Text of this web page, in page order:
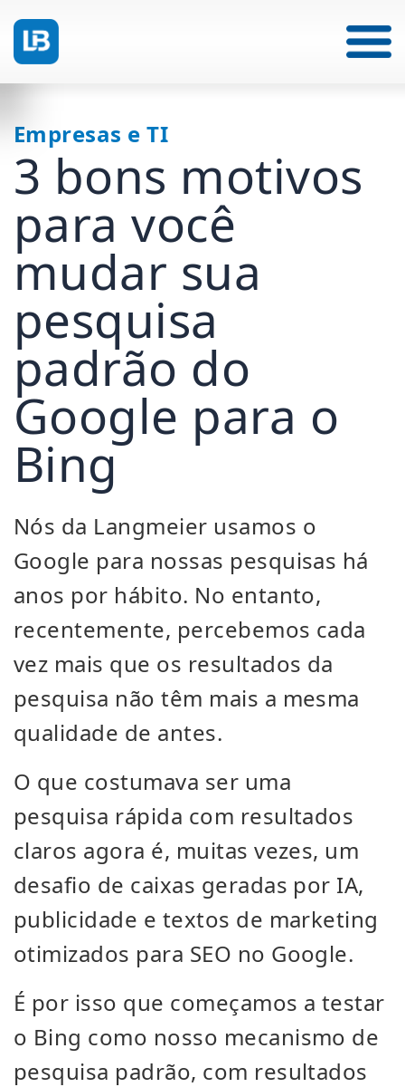
Empresas e TI
3 bons motivos
para você
mudar sua
pesquisa
padrão do
Google para o
Bing
Nós da Langmeier usamos o
Google para nossas pesquisas há
anos por hábito. No entanto,
recentemente, percebemos cada
vez mais que os resultados da
pesquisa não têm mais a mesma
qualidade de antes.
O que costumava ser uma
pesquisa rápida com resultados
claros agora é, muitas vezes, um
desafio de caixas geradas por IA,
publicidade e textos de marketing
otimizados para SEO no Google.
É por isso que começamos a testar
o Bing como nosso mecanismo de
pesquisa padrão, com resultados